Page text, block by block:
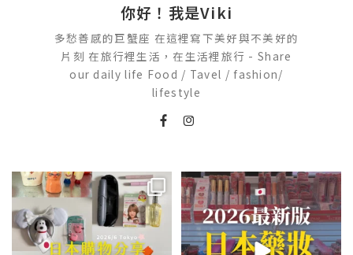
你好！我是Viki
多愁善感的巨蟹座 在這裡寫下美好與不美好的
片刻 在旅行裡生活，在生活裡旅行 - Share
our daily life Food / Tavel / fashion/
lifestyle
💭留言「免費」傳日本藥妝店/百
貨/機場/Donki/折價券給你...
609 60
2026🇯🇵日本藥妝店必買什麼
日本最近紅什麼？...
123 20